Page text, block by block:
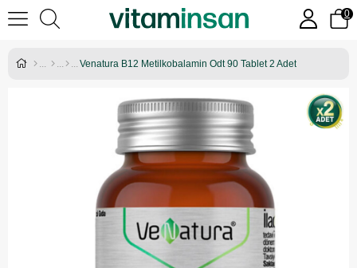
0
Venatura B12 Metilkobalamin Odt 90 Tablet 2 Adet